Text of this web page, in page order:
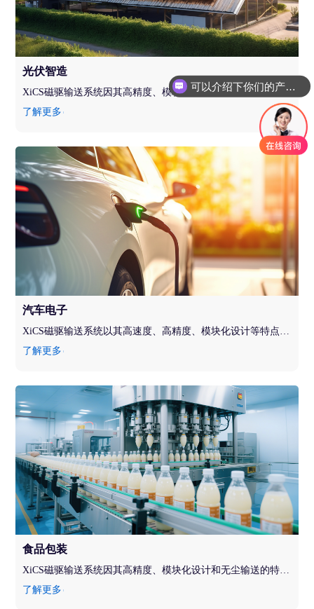
光伏智造
XiCS磁驱输送系统因其高精度、模块化设计和无尘输送的特点，充分满足光伏组件生产对环境洁净度、产品质量和生产效率的严格要求，助力光伏智造企业实现高效、精准和洁净的柔性生产。
了解更多
汽车电子
XiCS磁驱输送系统以其高速度、高精度、模块化设计等特点，为车载电子、电机、线束和电池等制造领域提供更灵活的生产方式，为汽车智造的柔性生产提供了强大的技术支撑
了解更多
食品包装
XiCS磁驱输送系统因其高精度、模块化设计和无尘输送的特点，同时针对食品行业提供磁驱输送应用解决方案，进一步提升生产效率和产品良率，赋能食品企业实现降本增效，提升市场竞争力。
了解更多
可以介绍下你们的产品么
你们是怎么收费的呢